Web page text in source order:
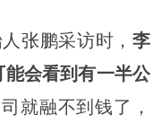
张鹏采访时，李
会看到有一半公
就融不到钱了，